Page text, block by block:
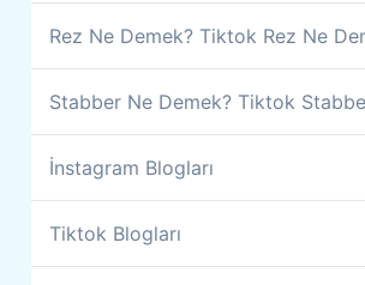
Rez Ne Demek? Tiktok Rez Ne
Stabber Ne Demek? Tiktok
İnstagram Blogları
Tiktok Blogları